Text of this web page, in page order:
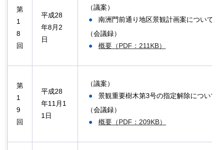
第
1
8
回
平成28
年8月2
日
（議案）
南洲門前通り地区景観計画案について
（会議録）
概要（PDF：211KB）
第
1
9
回
平成28
年11月1
1日
（議案）
景観重要樹木第3号の指定解除について
（会議録）
概要（PDF：209KB）